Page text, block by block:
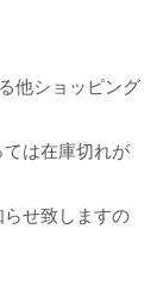
他ショッピング
は在庫切れが
せ致しますの